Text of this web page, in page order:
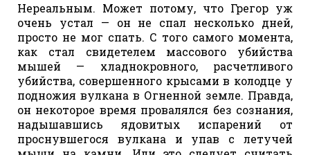
Нереальным. Может потому, что Грегор уж
очень устал — он не спал несколько дней,
просто не мог спать. С того самого момента,
как стал свидетелем массового убийства
мышей — хладнокровного, расчетливого
убийства, совершенного крысами в колодце у
подножия вулкана в Огненной земле. Правда,
он некоторое время провалялся без сознания,
надышавшись ядовитых испарений от
проснувшегося вулкана и упав с летучей